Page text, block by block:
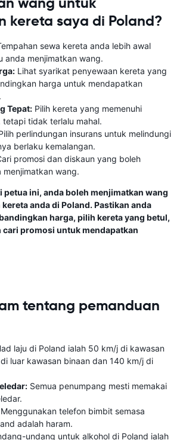
kereta saya di Poland?
sewa kereta anda lebih awal
anda menjimatkan wang.
Lihat syarikat penyewaan kereta yang
harga untuk mendapatkan
Tepat: Pilih kereta yang memenuhi
tetapi tidak terlalu mahal.
perlindungan insurans untuk melindungi
berlaku kemalangan.
promosi dan diskaun yang boleh
menjimatkan wang.
petua ini, anda boleh menjimatkan wang
anda di Poland. Pastikan anda
harga, pilih kereta yang betul,
promosi untuk mendapatkan
tentang pemanduan
laju di Poland ialah 50 km/j di kawasan
luar kawasan binaan dan 140 km/j di
Semua penumpang mesti memakai
Menggunakan telefon bimbit semasa
adalah haram.
undang untuk alkohol di Poland ialah